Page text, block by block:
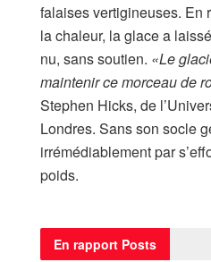
falaises vertigineuses. En
la chaleur, la glace a
nu, sans soutien. «Le
maintenir ce morceau de
Stephen Hicks, de
Londres. Sans son socle
irrémédiablement par
poids.
En rapport Posts